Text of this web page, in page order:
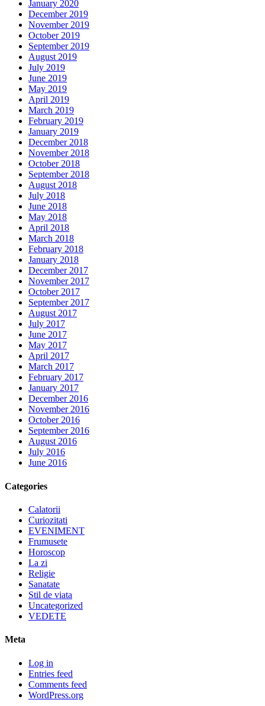
January 2020
December 2019
November 2019
October 2019
September 2019
August 2019
July 2019
June 2019
May 2019
April 2019
March 2019
February 2019
January 2019
December 2018
November 2018
October 2018
September 2018
August 2018
July 2018
June 2018
May 2018
April 2018
March 2018
February 2018
January 2018
December 2017
November 2017
October 2017
September 2017
August 2017
July 2017
June 2017
May 2017
April 2017
March 2017
February 2017
January 2017
December 2016
November 2016
October 2016
September 2016
August 2016
July 2016
June 2016
Categories
Calatorii
Curiozitati
EVENIMENT
Frumusete
Horoscop
La zi
Religie
Sanatate
Stil de viata
Uncategorized
VEDETE
Meta
Log in
Entries feed
Comments feed
WordPress.org